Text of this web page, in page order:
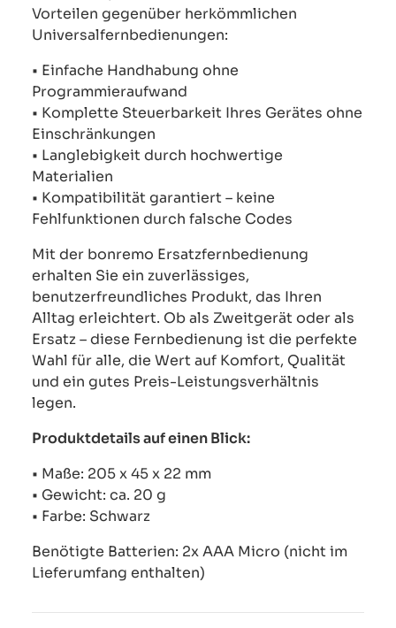
Vorteilen gegenüber herkömmlichen
Universalfernbedienungen:
• Einfache Handhabung ohne
Programmieraufwand
• Komplette Steuerbarkeit Ihres Gerätes ohne
Einschränkungen
• Langlebigkeit durch hochwertige
Materialien
• Kompatibilität garantiert – keine
Fehlfunktionen durch falsche Codes
Mit der bonremo Ersatzfernbedienung
erhalten Sie ein zuverlässiges,
benutzerfreundliches Produkt, das Ihren
Alltag erleichtert. Ob als Zweitgerät oder als
Ersatz – diese Fernbedienung ist die perfekte
Wahl für alle, die Wert auf Komfort, Qualität
und ein gutes Preis-Leistungsverhältnis
legen.
Produktdetails auf einen Blick:
• Maße: 205 x 45 x 22 mm
• Gewicht: ca. 20 g
• Farbe: Schwarz
Benötigte Batterien: 2x AAA Micro (nicht im
Lieferumfang enthalten)